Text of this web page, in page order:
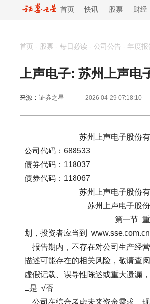
首页 快讯 股票 财经
首页 - 股票 - 每日必读 - 公司公告 - 年度报
上声电子: 苏州上声电
来源： 证券之星 2026-04-29 07:18:10
苏州上声电子股份有限公
公司代码：688533
债券代码：118037
债券代码：118067
苏州上声电子股份有
苏州上声电子股份有限公
第一节 重要
划，投资者应当到
报告期内，不存在对公司生产经
描述可能存在的相关风险，敬请查
虚假记载、误导性陈述或重大遗漏
□是 √否
公司在综合考虑未来资金需求、